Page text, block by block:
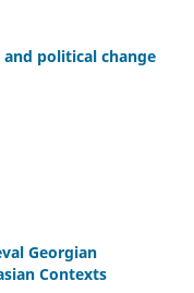
political change
Georgian
Contexts